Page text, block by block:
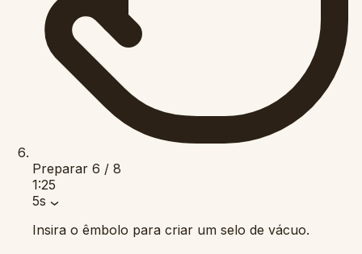
Preparar 6 / 8
1:25
5s
Insira o êmbolo para criar um selo de vácuo.